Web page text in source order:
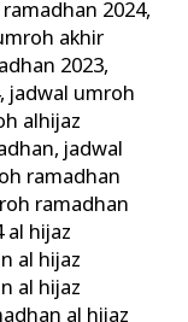
2024,
akhir
2023,
, jadwal umroh
alhijaz
, jadwal
ramadhan
ramadhan
al hijaz
al hijaz
al hijaz
al hijaz